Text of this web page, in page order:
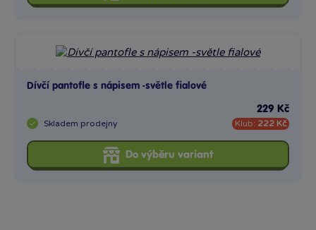
Dívčí pantofle s nápisem -světle fialové
Skladem prodejny
229 Kč
Klub: 222 Kč
Do výběru variant